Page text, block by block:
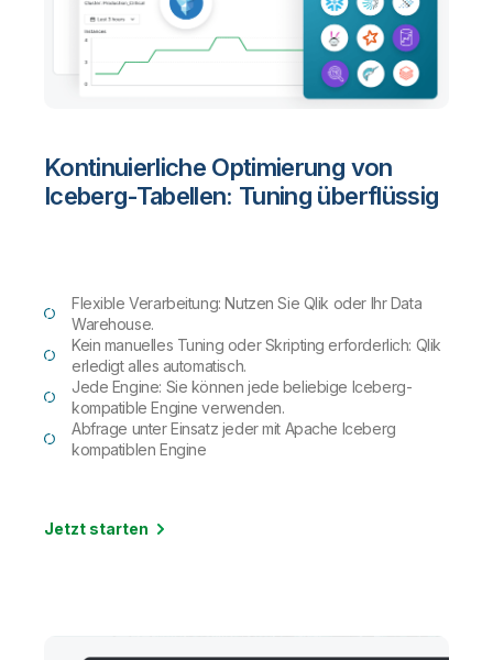
Kontinuierliche Optimierung von
Iceberg-Tabellen: Tuning überflüssig
Flexible Verarbeitung: Nutzen Sie Qlik oder Ihr Data
Warehouse.
Kein manuelles Tuning oder Skripting erforderlich: Qlik
erledigt alles automatisch.
Jede Engine: Sie können jede beliebige Iceberg-
kompatible Engine verwenden.
Abfrage unter Einsatz jeder mit Apache Iceberg
kompatiblen Engine
Jetzt starten